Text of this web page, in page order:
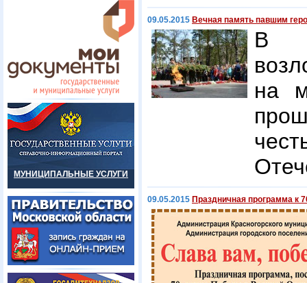
МУНИЦИПАЛЬНЫЕ УСЛУГИ
09.05.2015 Вечная память павшим
В
на
09.05.2015 Праздничная программа к